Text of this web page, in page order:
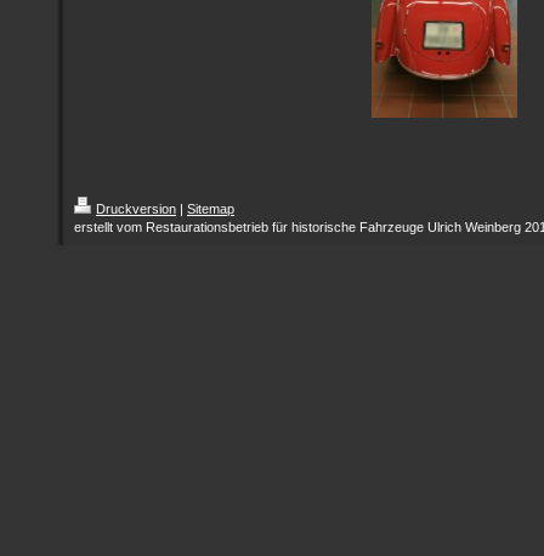
Druckversion | Sitemap
erstellt vom Restaurationsbetrieb für historische Fahrzeuge Ulrich Weinberg